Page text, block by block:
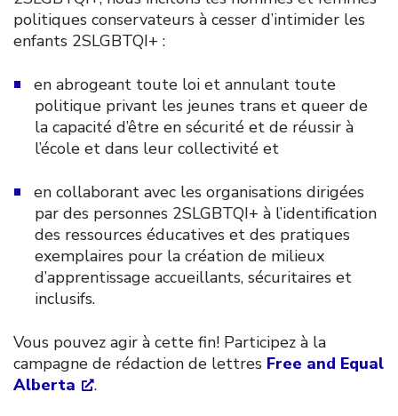
politiques conservateurs à cesser d’intimider les
enfants 2SLGBTQI+ :
en abrogeant toute loi et annulant toute
politique privant les jeunes trans et queer de
la capacité d’être en sécurité et de réussir à
l’école et dans leur collectivité et
en collaborant avec les organisations dirigées
par des personnes 2SLGBTQI+ à l’identification
des ressources éducatives et des pratiques
exemplaires pour la création de milieux
d’apprentissage accueillants, sécuritaires et
inclusifs.
Vous pouvez agir à cette fin! Participez à la
campagne de rédaction de lettres Free and Equal
Alberta
.